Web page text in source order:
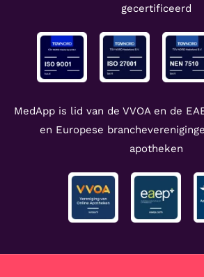
gecertificeerd
MedApp is lid van de VVOA en de
en Europese
apotheken